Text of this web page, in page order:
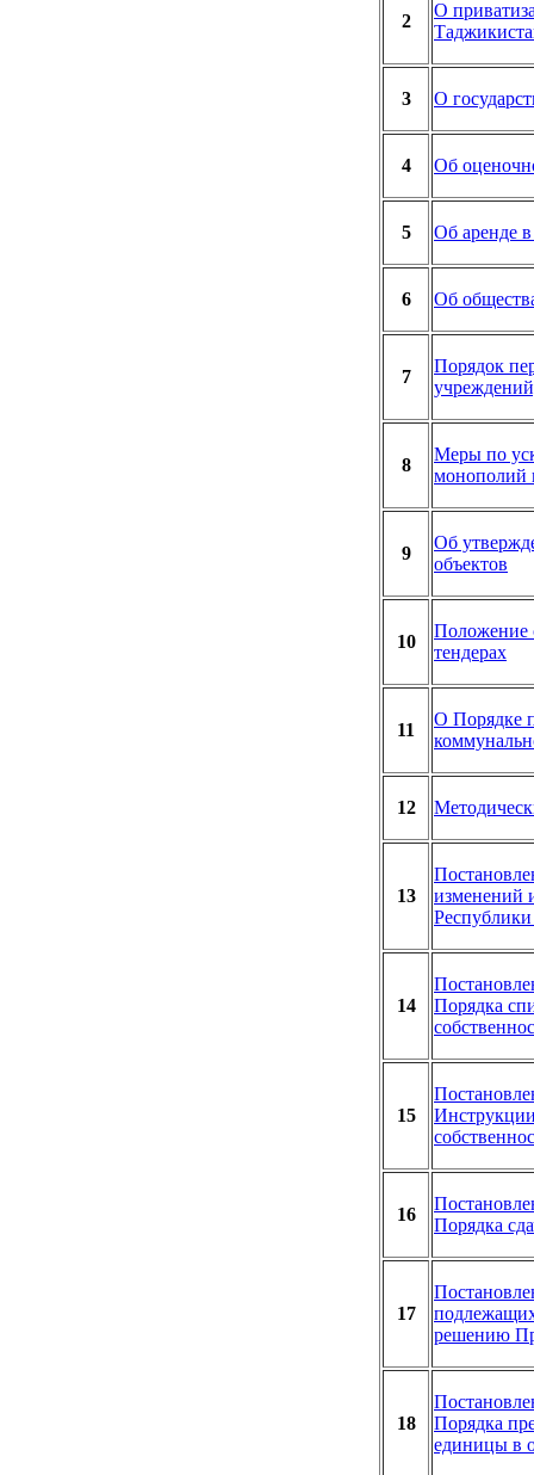
2
О
3 О
4 Об
5 Об аренде
6 Об
7
Порядок
8
Меры по
монополий
9
Об
объектов
10
Положение
тендерах
11
О Порядке
12
13
изменений
14
Порядка
15
16
Порядка
17
решению
18
Порядка
единицы в